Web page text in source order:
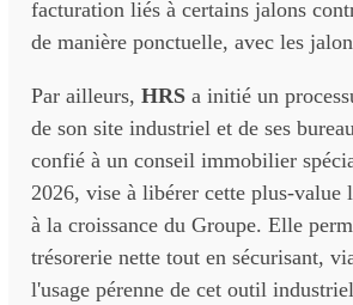
facturation liés à certains jalons
de manière ponctuelle, avec les
Par ailleurs, HRS a initié un
de son site industriel et de ses
confié à un conseil immobilier
2026, vise à libérer cette plus-value
à la croissance du Groupe. Elle
trésorerie nette tout en sécurisant,
l'usage pérenne de cet outil